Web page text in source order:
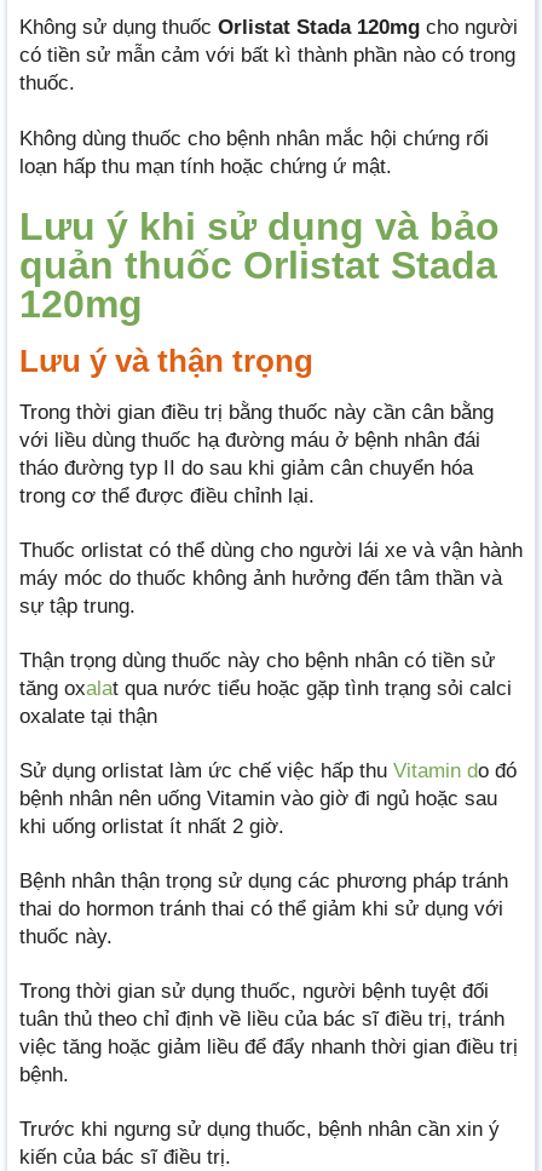
Không sử dụng thuốc Orlistat Stada 120mg cho người
có tiền sử mẫn cảm với bất kì thành phần nào có trong
thuốc.
Không dùng thuốc cho bệnh nhân mắc hội chứng rối
loạn hấp thu mạn tính hoặc chứng ứ mật.
Lưu ý khi sử dụng và bảo
quản thuốc Orlistat Stada
120mg
Lưu ý và thận trọng
Trong thời gian điều trị bằng thuốc này cần cân bằng
với liều dùng thuốc hạ đường máu ở bệnh nhân đái
tháo đường typ II do sau khi giảm cân chuyển hóa
trong cơ thể được điều chỉnh lại.
Thuốc orlistat có thể dùng cho người lái xe và vận hành
máy móc do thuốc không ảnh hưởng đến tâm thần và
sự tập trung.
Thận trọng dùng thuốc này cho bệnh nhân có tiền sử
tăng oxalat qua nước tiểu hoặc gặp tình trạng sỏi calci
oxalate tại thận
Sử dụng orlistat làm ức chế việc hấp thu Vitamin do đó
bệnh nhân nên uống Vitamin vào giờ đi ngủ hoặc sau
khi uống orlistat ít nhất 2 giờ.
Bệnh nhân thận trọng sử dụng các phương pháp tránh
thai do hormon tránh thai có thể giảm khi sử dụng với
thuốc này.
Trong thời gian sử dụng thuốc, người bệnh tuyệt đối
tuân thủ theo chỉ định về liều của bác sĩ điều trị, tránh
việc tăng hoặc giảm liều để đẩy nhanh thời gian điều trị
bệnh.
Trước khi ngưng sử dụng thuốc, bệnh nhân cần xin ý
kiến của bác sĩ điều trị.